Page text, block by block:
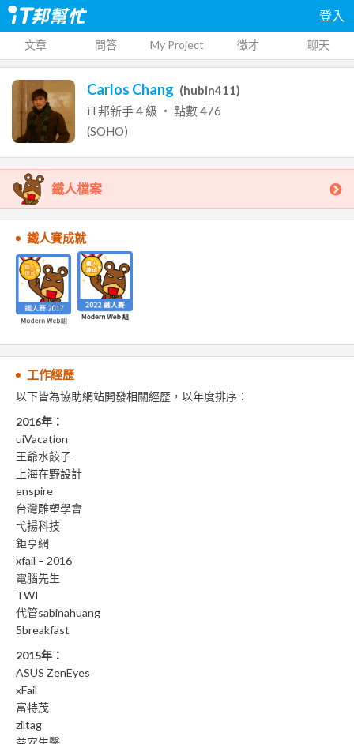
登入
文章 問答 My Project 徵才 聊天
Carlos Chang (hubin411)
iT邦新手4 級 ‧ 點數476
(SOHO)
鐵人檔案
鐵人賽成就
工作經歷
以下皆為協助網站開發相關經歷，以年度排序：
2016年：
uiVacation
王爺水餃子
上海在野設計
enspire
台灣雕塑學會
弋揚科技
鉅亨網
xfail – 2016
電腦先生
TWI
代管sabinahuang
5breakfast
2015年：
ASUS ZenEyes
xFail
富特茂
ziltag